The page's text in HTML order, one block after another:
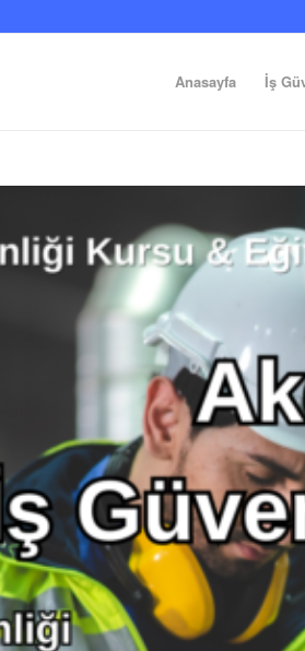
Anasayfa İş